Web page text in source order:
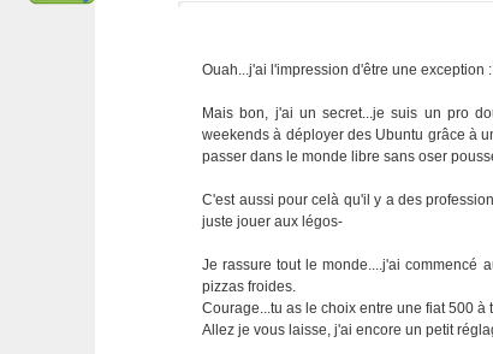
Ouah...j'ai l'impression d'être une exception
Mais bon, j'ai un secret...je suis un pro
weekends à déployer des Ubuntu grâce à
passer dans le monde libre sans oser
C'est aussi pour celà qu'il y a des
juste jouer aux légos-
Je rassure tout le monde....j'ai commencé
pizzas froides.
Courage...tu as le choix entre une fiat 500
Allez je vous laisse, j'ai encore un petit